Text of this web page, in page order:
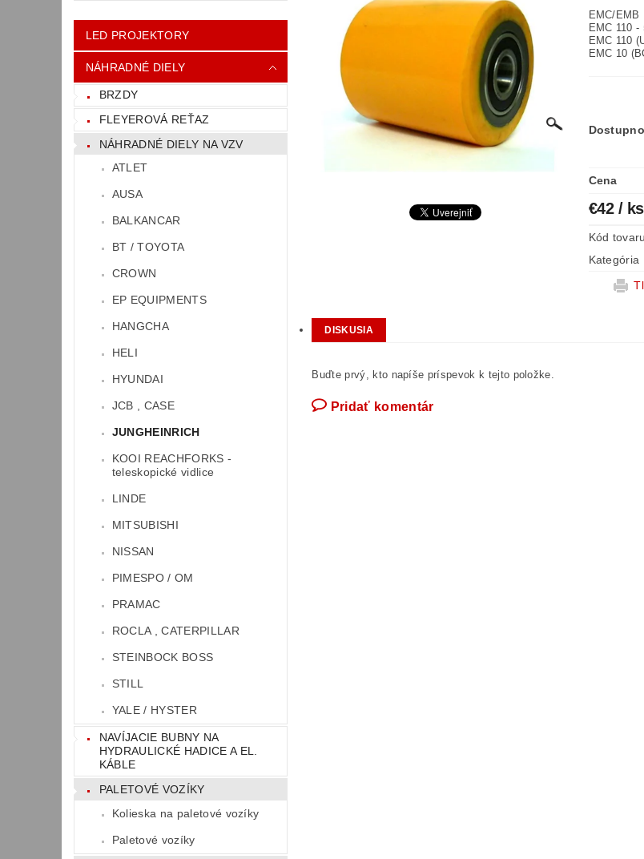
LED PROJEKTORY
NÁHRADNÉ DIELY
BRZDY
FLEYEROVÁ REŤAZ
NÁHRADNÉ DIELY NA VZV
ATLET
AUSA
BALKANCAR
BT / TOYOTA
CROWN
EP EQUIPMENTS
HANGCHA
HELI
HYUNDAI
JCB , CASE
JUNGHEINRICH
KOOI REACHFORKS -
teleskopické vidlice
LINDE
MITSUBISHI
NISSAN
PIMESPO / OM
PRAMAC
ROCLA , CATERPILLAR
STEINBOCK BOSS
STILL
YALE / HYSTER
NAVÍJACIE BUBNY NA
HYDRAULICKÉ HADICE A EL.
KÁBLE
PALETOVÉ VOZÍKY
Kolieska na paletové vozíky
Paletové vozíky
EMC/EMB
EMC 110 -
EMC 110
EMC 10
Cena
€42 / ks
Kód tovaru
Kategória
DISKUSIA
Buďte prvý, kto napíše príspevok k tejto položke.
Pridať komentár